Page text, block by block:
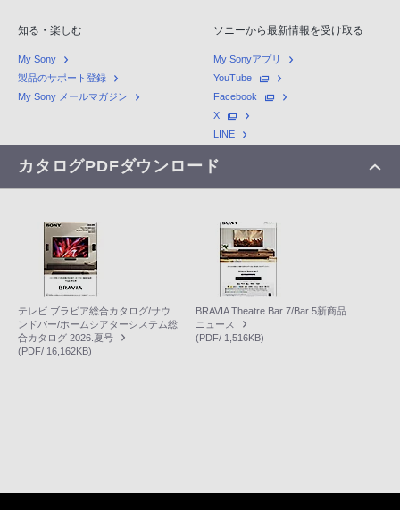
知る・楽しむ
My Sony
製品のサポート登録
My Sony メールマガジン
ソニーから最新情報を受け取る
My Sonyアプリ
YouTube
Facebook
X
LINE
カタログPDFダウンロード
テレビ ブラビア総合カタログ/サウ
ンドバー/ホームシアターシステム総
合カタログ 2026.夏号
(PDF/ 16,162KB)
BRAVIA Theatre Bar 7/Bar 5新商品
ニュース
(PDF/ 1,516KB)